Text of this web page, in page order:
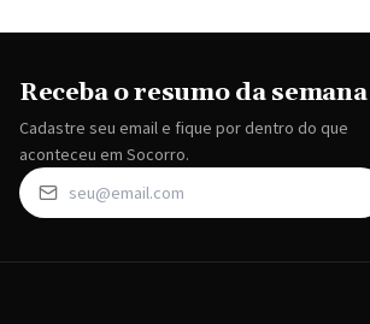
Receba o resumo da semana
Cadastre seu email e fique por dentro do que
aconteceu em Socorro.